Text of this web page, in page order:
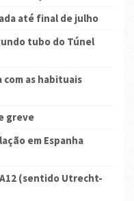
até final de julho
tubo do Túnel
com as habituais
greve
em Espanha
(sentido Utrecht-